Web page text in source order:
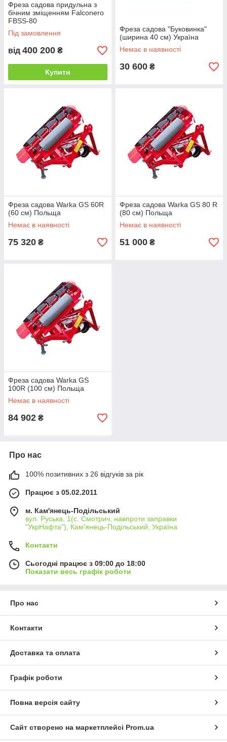
Фреза садова придульна з
бічним зміщенням Falconero
FBSS-80
Під замовлення
від 400 200 ₴
Купити
Фреза садова "Буковинка"
(ширина 40 см) Україна
Немає в наявності
30 600 ₴
Фреза садова Warka GS 60R
(60 см) Польща
Немає в наявності
75 320 ₴
Фреза садова Warka GS 80 R
(80 см) Польща
Немає в наявності
51 000 ₴
Фреза садова Warka GS
100R (100 см) Польща
Немає в наявності
84 902 ₴
Про нас
100% позитивних з 26 відгуків за рік
Працює з 05.02.2011
м. Кам'янець-Подільський
вул. Руська, 1(с. Смотрич, навпроти заправки
"УкрНафта"), Кам'янець-Подільський, Україна
Контакти
Сьогодні працює з 09:00 до 18:00
Показати весь графік роботи
Про нас
Контакти
Доставка та оплата
Графік роботи
Повна версія сайту
Сайт створено на маркетплейсі Prom.ua